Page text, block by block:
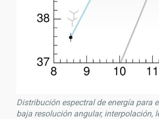
Distribución espectral de energía para
baja resolución angular, interpolación,